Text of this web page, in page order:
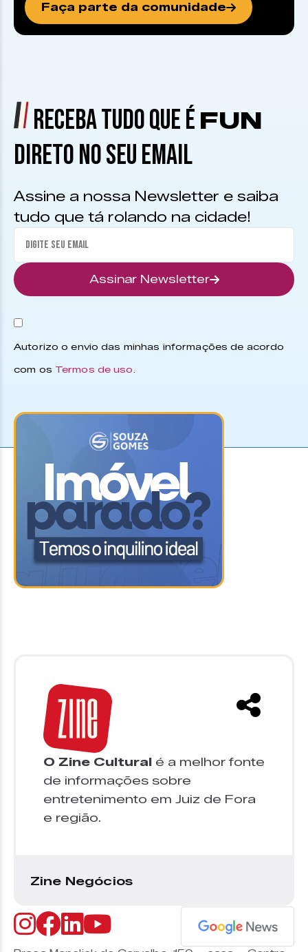
Faça parte da comunidade
RECEBA TUDO QUE É FUN
DIRETO NO SEU EMAIL
Assine a nossa Newsletter e saiba
tudo que tá rolando na cidade!
Assinar Newsletter
Autorizo o envio das minhas informações de acordo
com os Termos de uso.
O Zine Cultural é a melhor fonte
de informações sobre
entretenimento em Juiz de Fora
e região.
Zine Negócios